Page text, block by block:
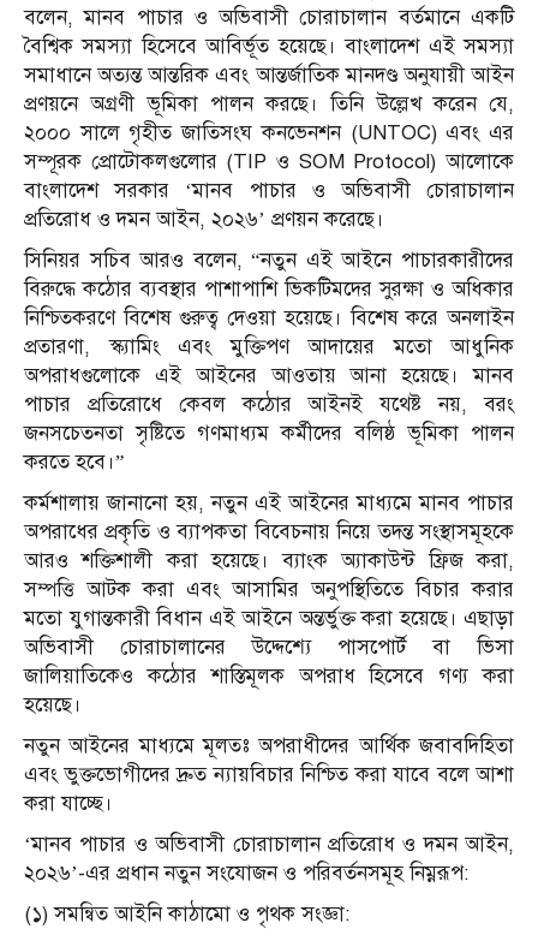
বলেন, মানব পাচার ও অভিবাসী চোরাচালান বর্তমানে একটি
বৈশ্বিক সমস্যা হিসেবে আবির্ভূত হয়েছে। বাংলাদেশ এই সমস্যা
সমাধানে অত্যন্ত আন্তরিক এবং আন্তর্জাতিক মানদণ্ড অনুযায়ী আইন
প্রণয়নে অগ্রণী ভূমিকা পালন করছে। তিনি উল্লেখ করেন যে,
২০০০ সালে গৃহীত জাতিসংঘ কনভেনশন (UNTOC) এবং এর
সম্পূরক প্রোটোকলগুলোর (TIP ও SOM Protocol) আলোকে
বাংলাদেশ সরকার ‘মানব পাচার ও অভিবাসী চোরাচালান
প্রতিরোধ ও দমন আইন, ২০২৬’ প্রণয়ন করেছে।
সিনিয়র সচিব আরও বলেন, “নতুন এই আইনে পাচারকারীদের
বিরুদ্ধে কঠোর ব্যবস্থার পাশাপাশি ভিকটিমদের সুরক্ষা ও অধিকার
নিশ্চিতকরণে বিশেষ গুরুত্ব দেওয়া হয়েছে। বিশেষ করে অনলাইন
প্রতারণা, স্ক্যামিং এবং মুক্তিপণ আদায়ের মতো আধুনিক
অপরাধগুলোকে এই আইনের আওতায় আনা হয়েছে। মানব
পাচার প্রতিরোধে কেবল কঠোর আইনই যথেষ্ট নয়, বরং
জনসচেতনতা সৃষ্টিতে গণমাধ্যম কর্মীদের বলিষ্ঠ ভূমিকা পালন
করতে হবে।”
কর্মশালায় জানানো হয়, নতুন এই আইনের মাধ্যমে মানব পাচার
অপরাধের প্রকৃতি ও ব্যাপকতা বিবেচনায় নিয়ে তদন্ত সংস্থাসমূহকে
আরও শক্তিশালী করা হয়েছে। ব্যাংক অ্যাকাউন্ট ফ্রিজ করা,
সম্পত্তি আটক করা এবং আসামির অনুপস্থিতিতে বিচার করার
মতো যুগান্তকারী বিধান এই আইনে অন্তর্ভুক্ত করা হয়েছে। এছাড়া
অভিবাসী চোরাচালানের উদ্দেশ্যে পাসপোর্ট বা ভিসা
জালিয়াতিকেও কঠোর শাস্তিমূলক অপরাধ হিসেবে গণ্য করা
হয়েছে।
নতুন আইনের মাধ্যমে মূলতঃ অপরাধীদের আর্থিক জবাবদিহিতা
এবং ভুক্তভোগীদের দ্রুত ন্যায়বিচার নিশ্চিত করা যাবে বলে আশা
করা যাচ্ছে।
‘মানব পাচার ও অভিবাসী চোরাচালান প্রতিরোধ ও দমন আইন,
২০২৬’-এর প্রধান নতুন সংযোজন ও পরিবর্তনসমূহ নিম্নরূপ:
(১) সমন্বিত আইনি কাঠামো ও পৃথক সংজ্ঞা: